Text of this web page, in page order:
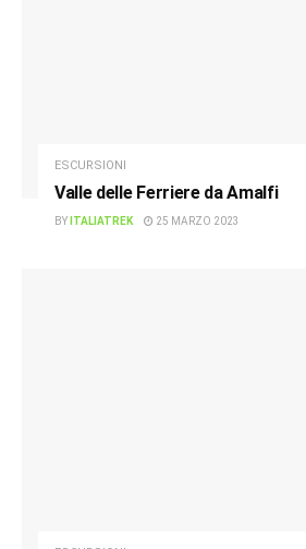
ESCURSIONI
Valle delle Ferriere da Amalfi
BY ITALIATREK 25 MARZO 2023